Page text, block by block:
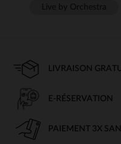
LIVRAISON
E-RÉSERVATION
PAIEMENT 3X